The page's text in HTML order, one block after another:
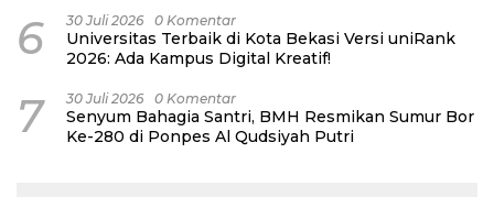
6 30 Juli 2026 0 Komentar
Universitas Terbaik di Kota Bekasi Versi uniRank
2026: Ada Kampus Digital Kreatif!
7 30 Juli 2026 0 Komentar
Senyum Bahagia Santri, BMH Resmikan Sumur Bor
Ke-280 di Ponpes Al Qudsiyah Putri